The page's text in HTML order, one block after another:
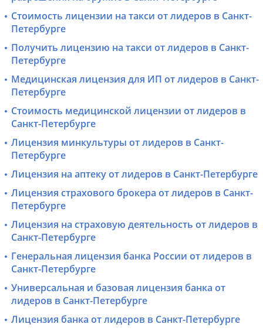
Стоимость лицензии на такси от лидеров в Санкт-
Петербурге
Получить лицензию на такси от лидеров в Санкт-
Петербурге
Медицинская лицензия для ИП от лидеров в Санкт-
Петербурге
Стоимость медицинской лицензии от лидеров в
Санкт-Петербурге
Лицензия минкультуры от лидеров в Санкт-
Петербурге
Лицензия на аптеку от лидеров в Санкт-Петербурге
Лицензия страхового брокера от лидеров в Санкт-
Петербурге
Лицензия на страховую деятельность от лидеров в
Санкт-Петербурге
Генеральная лицензия банка России от лидеров в
Санкт-Петербурге
Универсальная и базовая лицензия банка от
лидеров в Санкт-Петербурге
Лицензия банка от лидеров в Санкт-Петербурге